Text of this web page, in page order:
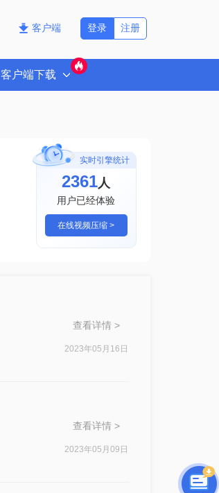
客户端 注册
登录
客户端下载
实时引擎统计
2361人
用户已经体验
在线视频压缩 >
查看详情 >
2023年05月16日
查看详情 >
2023年05月09日